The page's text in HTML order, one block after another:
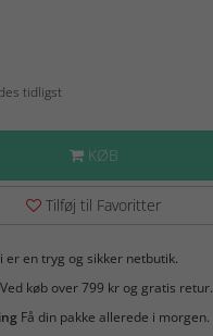
tidligst
KØB
Tilføj til Favoritter
er en tryg og sikker netbutik.
Ved køb over 799 kr og gratis retur.
Få din pakke allerede i morgen.